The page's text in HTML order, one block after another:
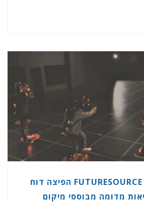
FUTURESOURCE CONSULTING הפיצה דוח
מדומה מבוססי מיקום